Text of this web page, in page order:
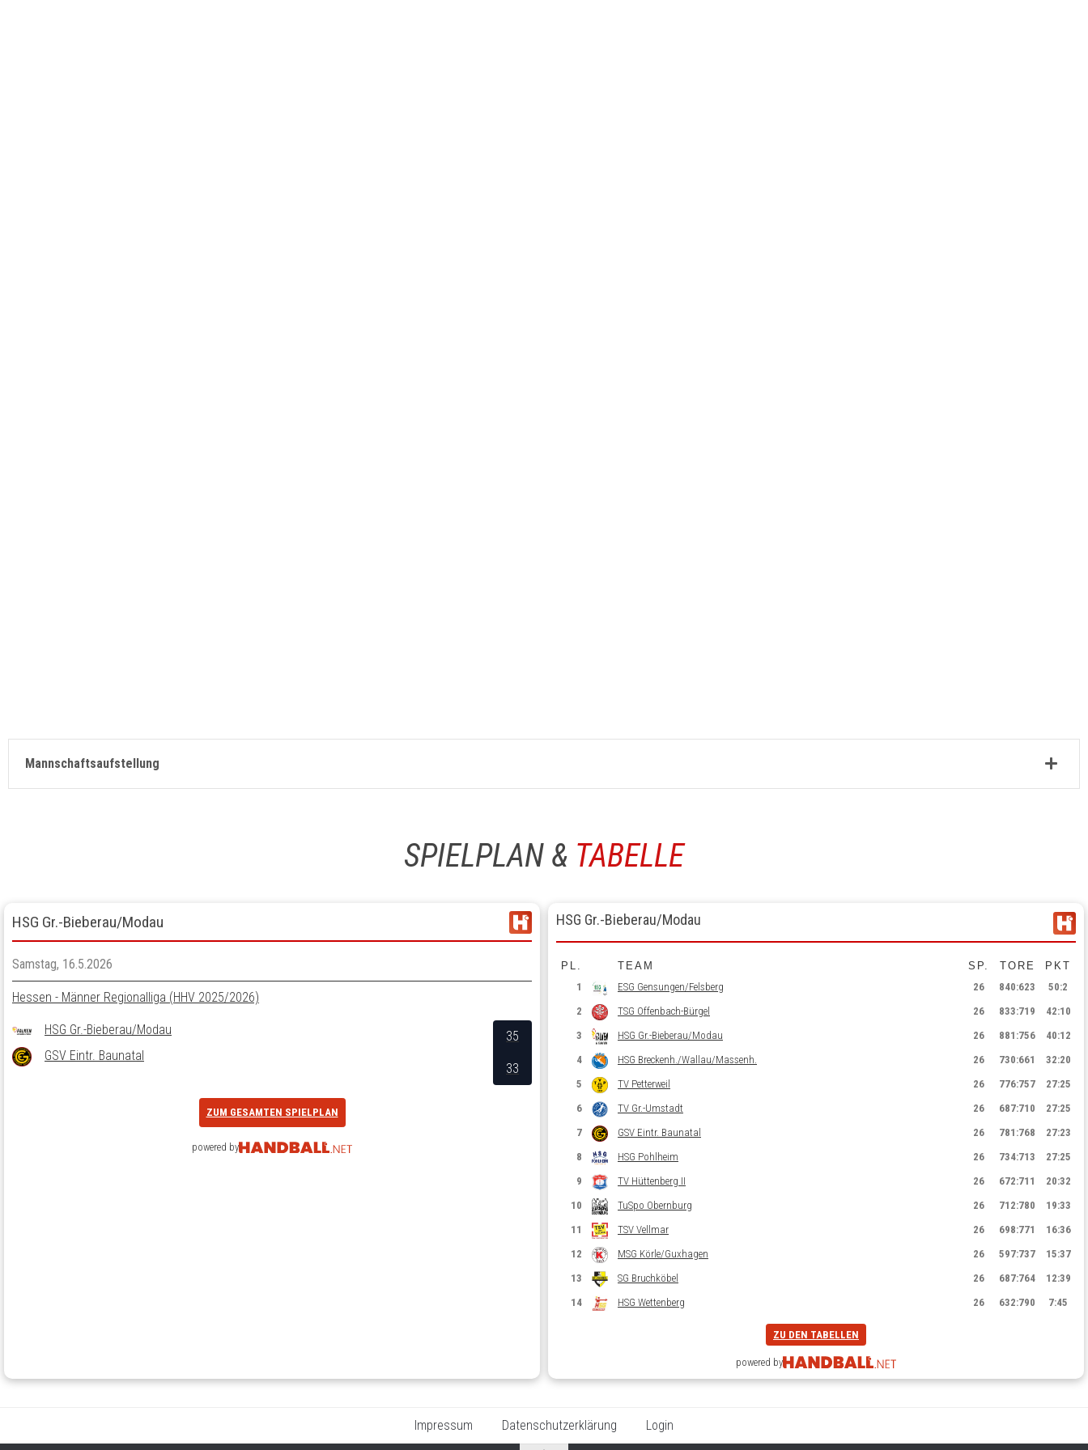
Mannschaftsaufstellung
SPIELPLAN & TABELLE
HSG Gr.-Bieberau/Modau
Samstag, 16.5.2026
Hessen - Männer Regionalliga (HHV 2025/2026)
HSG Gr.-Bieberau/Modau
GSV Eintr. Baunatal
35
33
ZUM GESAMTEN SPIELPLAN
powered by
HSG Gr.-Bieberau/Modau
PL. TEAM SP. TORE
PKT
1
ESG Gensungen/Felsberg 26 840:623
50:2
2
TSG Offenbach-Bürgel 26 833:719
42:10
3
HSG Gr.-Bieberau/Modau 26 881 :756
40:12
4
HSG Breckenh./Wallau/Massenh. 26 730:661
32:20
5
TV Petterweil 26 776:757
27:25
6
TV Gr.-Umstadt 26 687:710
27:25
7
GSV Eintr. Baunatal 26 781 :768
27:23
8
HSG Pohlheim 26 734:713
27:25
9
TV Hüttenberg II 26 672:711
20:32
10
TuSpo Obernburg 26 712:780
19:33
11
TSV Vellmar 26 698:771
16:36
12
MSG Körle/Guxhagen 26 597:737
15:37
13
SG Bruchköbel 26 687:764
12:39
14
HSG Wettenberg 26 632:790 7:45
ZU DEN TABELLEN
powered by
Impressum Datenschutzerklärung Login